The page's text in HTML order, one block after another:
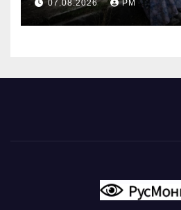
России
07.08.2026 РМ